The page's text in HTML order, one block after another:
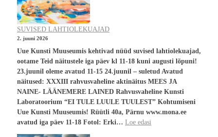
SUVISED LAHTIOLEKUAJAD
2. juuni 2026
Uue Kunsti Muuseumis kehtivad nüüd suvised lahtiolekuajad,
ootame Teid näitustele iga päev kl 11-18 kuni augusti lõpuni!
23.juunil oleme avatud 11-15 24.juunil – suletud Avatud
näitused: XXXIII rahvusvaheline aktinäitus MEES JA
NAINE- LÄÄNEMERE LAINED Rahvusvaheline Kunsti
Laboratoorium “EI TULE LUULE TUULEST” Kohtumiseni
Uue Kunsti Muuseumis! Rüütli 40a, Pärnu www.mona.ee
avatud iga päev 11-18 Fotol: Erki… Loe edasi